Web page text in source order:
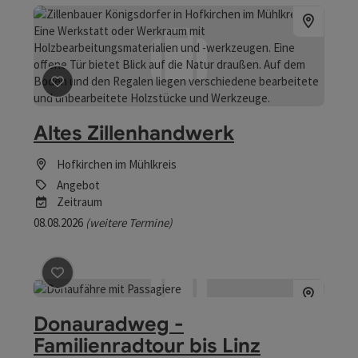
Beitrag merken: Altes Zillenhandwerk
Altes Zillenhandwerk
Hofkirchen im Mühlkreis
Angebot
Zeitraum
08.08.2026 (weitere Termine)
Beitrag merken: Donauradweg - Familienradtour bis
Donauradweg -
Familienradtour bis Linz